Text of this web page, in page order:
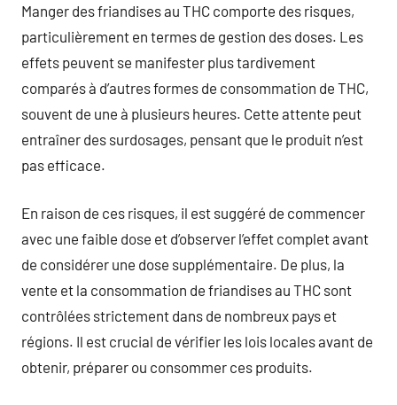
Manger des friandises au THC comporte des risques,
particulièrement en termes de gestion des doses. Les
effets peuvent se manifester plus tardivement
comparés à d’autres formes de consommation de THC,
souvent de une à plusieurs heures. Cette attente peut
entraîner des surdosages, pensant que le produit n’est
pas efficace.
En raison de ces risques, il est suggéré de commencer
avec une faible dose et d’observer l’effet complet avant
de considérer une dose supplémentaire. De plus, la
vente et la consommation de friandises au THC sont
contrôlées strictement dans de nombreux pays et
régions. Il est crucial de vérifier les lois locales avant de
obtenir, préparer ou consommer ces produits.